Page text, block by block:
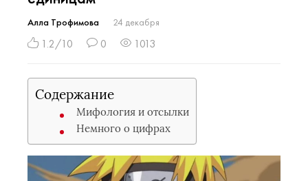
Гороскопы
Здоровье
Психология
Разное
Праздники
Алла Трофимова 24 декабря
1.2/10 0 1013
Содержание
Мифология и отсылки
Немного о цифрах